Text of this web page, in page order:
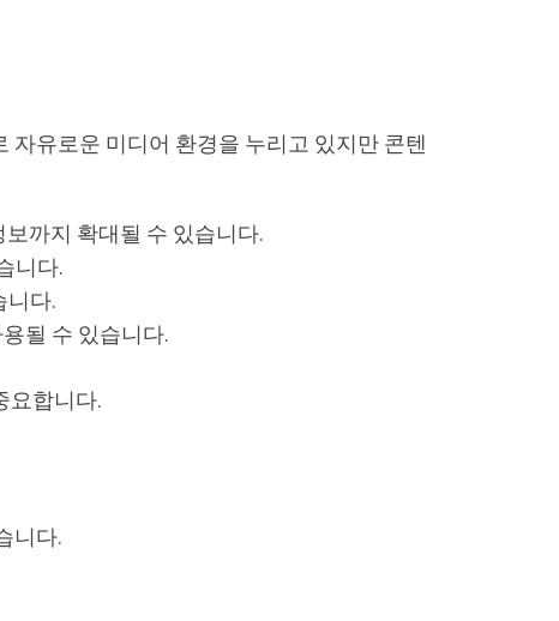
자유로운 미디어 환경을 누리고 있지만 콘텐
까지 확대될 수 있습니다.
니다.
니다.
될 수 있습니다.
요합니다.
니다.